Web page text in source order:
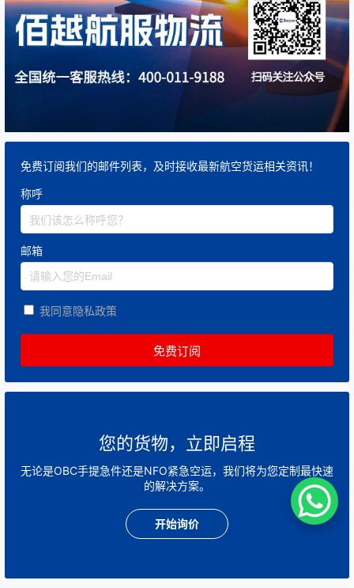
免费订阅我们的邮件列表，及时接收最新航空货运相关资讯！
称呼
邮箱
我同意隐私政策
您的货物，立即启程
无论是OBC手提急件还是NFO紧急空运，我们将为您定制最快速
的解决方案。
开始询价